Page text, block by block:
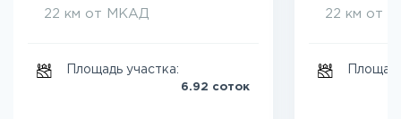
22 км от МКАД
Площадь участка:
6.92 соток
22 км от